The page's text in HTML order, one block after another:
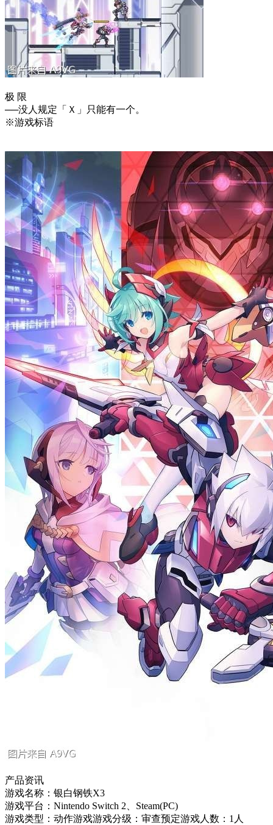
极 限
──没人规定「Ｘ」只能有一个。
※游戏标语
产品资讯
游戏名称：银白钢铁X3
游戏平台：Nintendo Switch 2、Steam(PC)
游戏类型：动作游戏游戏分级：审查预定游戏人数：1人